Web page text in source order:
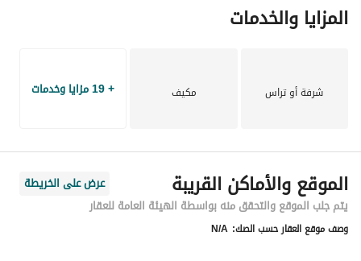
المزايا والخدمات
شرفة أو تراس مكيف + 19 مزايا وخدمات
الموقع والأماكن القريبة
عرض على الخريطة
يتم جلب الموقع والتحقق منه بواسطة الهيئة العامة للعقار
وصف موقع العقار حسب الصك: N/A